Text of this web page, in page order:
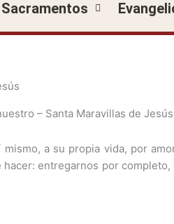
Sacramentos
a su propia vida, por
entregarnos por